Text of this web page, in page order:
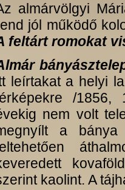
almárvölgyi
jól működő
feltárt romokat
leírtakat a helyi
/1856,
nem volt
a
kaolint. A